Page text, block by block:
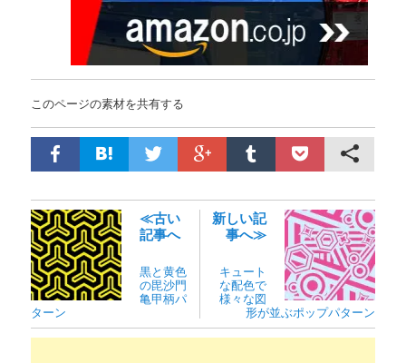
このページの素材を共有する
≪古い
記事へ
黒と黄色
の毘沙門
亀甲柄パ
ターン
新しい記
事へ≫
キュート
な配色で
様々な図
形が並ぶポップパターン